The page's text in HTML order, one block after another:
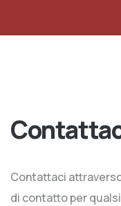
Contattaci
di contatto per